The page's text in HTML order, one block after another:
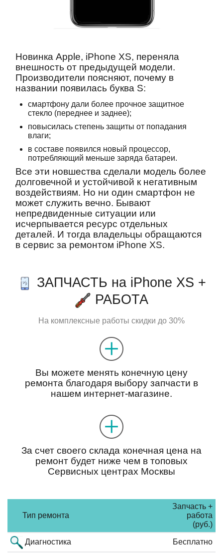
Новинка Apple, iPhone XS, переняла
внешность от предыдущей модели.
Производители поясняют, почему в
названии появилась буква S:
смартфону дали более прочное защитное
стекло (переднее и заднее);
повысилась степень защиты от попадания
влаги;
в составе появился новый процессор,
потребляющий меньше заряда батареи.
Все эти новшества сделали модель более
долговечной и устойчивой к негативным
воздействиям. Но ни один смартфон не
может служить вечно. Бывают
непредвиденные ситуации или
исчерпывается ресурс отдельных
деталей. И тогда владельцы обращаются
в сервис за ремонтом iPhone XS.
ЗАПЧАСТЬ на iPhone XS +
РАБОТА
На комплексные работы скидки до 30%
Вы можете менять конечную цену
ремонта благодаря выбору запчасти в
нашем интернет-магазине.
За счет своего склада конечная цена на
ремонт будет ниже чем в топовых
Сервисных центрах Москвы
Тип ремонта
Запчасть +
работа
(руб.)
Диагностика Бесплатно